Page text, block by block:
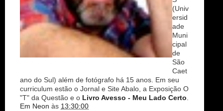
(Univ
ersid
ade
Muni
cipal
de
São
Caet
ano do Sul) além de fotógrafo há 15 anos. Em seu
curriculum estão o Jornal e Site Abalo, a Exposição O
"T" da Questão e o Livro Avesso - Meu Lado Certo
Em Neon às 13:30:00